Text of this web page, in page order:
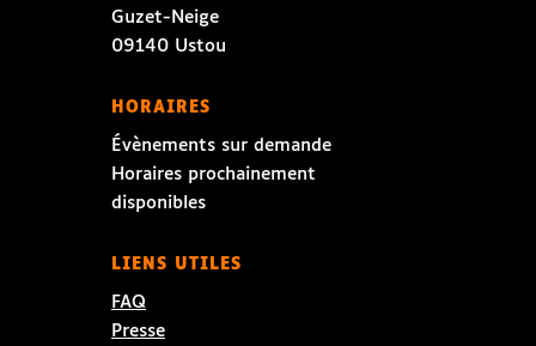
Guzet-Neige
09140 Ustou
HORAIRES
Évènements sur demande
Horaires prochainement
disponibles
LIENS UTILES
FAQ
Presse